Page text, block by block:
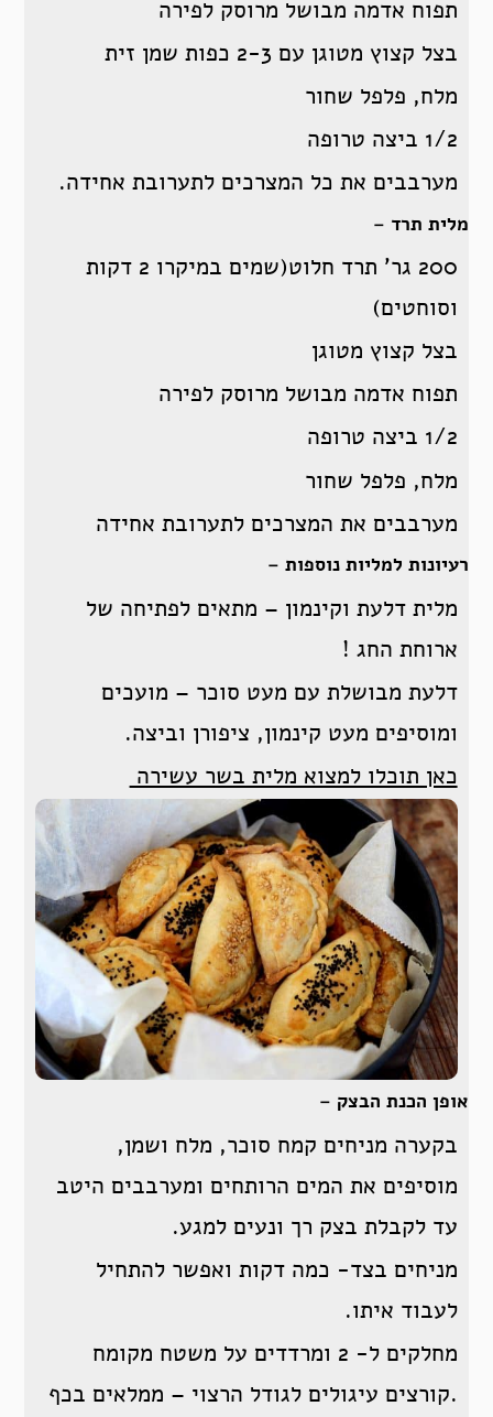
תפוח אדמה מבושל מרוסק לפירה
בצל קצוץ מטוגן עם 2-3 כפות שמן זית
מלח, פלפל שחור
1/2 ביצה טרופה
מערבבים את כל המצרכים לתערובת אחידה.
מלית תרד –
200 גר’ תרד חלוט(שמים במיקרו 2 דקות
וסוחטים)
בצל קצוץ מטוגן
תפוח אדמה מבושל מרוסק לפירה
1/2 ביצה טרופה
מלח, פלפל שחור
מערבבים את המצרכים לתערובת אחידה
רעיונות למליות נוספות –
מלית דלעת וקינמון – מתאים לפתיחה של
ארוחת החג !
דלעת מבושלת עם מעט סוכר – מועכים
ומוסיפים מעט קינמון, ציפורן וביצה.
כאן תוכלו למצוא מלית בשר עשירה
אופן הכנת הבצק –
בקערה מניחים קמח סוכר, מלח ושמן,
מוסיפים את המים הרותחים ומערבבים היטב
עד לקבלת בצק רך ונעים למגע.
מניחים בצד- כמה דקות ואפשר להתחיל
לעבוד איתו.
מחלקים ל- 2 ומרדדים על משטח מקומח
.קורצים עיגולים לגודל הרצוי – ממלאים בכף